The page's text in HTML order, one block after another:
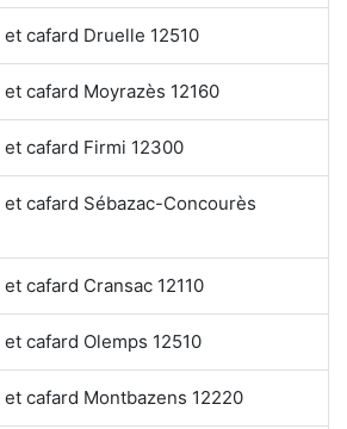
cafard Druelle 12510
cafard Moyrazès 12160
cafard Firmi 12300
cafard Sébazac-Concourès
cafard Cransac 12110
cafard Olemps 12510
cafard Montbazens 12220